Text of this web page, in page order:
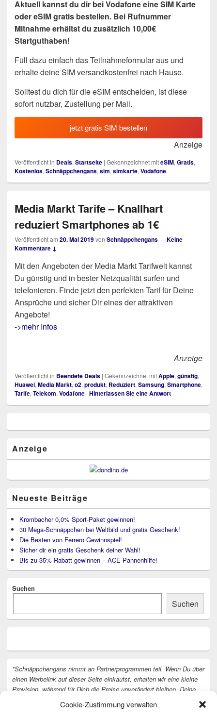
Cookie-Zustimmung verwalten
Aktuell kannst du dir bei Vodafone eine SIM Karte
oder eSIM gratis bestellen. Bei Rufnummer
Mitnahme erhältst du zusätzlich 10,00€
Startguthaben!
Füll dazu einfach das Teilnahmeformular aus und
erhalte deine SIM versandkostenfrei nach Hause.
Solltest du dich für die eSIM entscheiden, ist diese
sofort nutzbar, Zustellung per Mail.
jetzt gratis SIM bestellen
Anzeige
Veröffentlicht in Deals, Startseite | Gekennzeichnet miteSIM, Gratis,
Kostenlos, Schnäppchengans, sim, simkarte, Vodafone
Media Markt Tarife – Knallhart
reduziert Smartphones ab 1€
Veröffentlicht am 20. Mai 2019von Schnäppchengans—Keine
Kommentare ↓
Mit den Angeboten der Media Markt Tarifwelt kannst
Du günstig und in bester Netzqualität surfen und
telefonieren. Finde jetzt den perfekten Tarif für Deine
Ansprüche und sicher Dir eines der attraktiven
Angebote!
->mehr Infos
Anzeige
Veröffentlicht in Beendete Deals | Gekennzeichnet mitApple, günstig,
Huawei, Media Markt, o2, produkt, Reduziert, Samsung, Smartphone,
Tarife, Telekom, Vodafone | Hinterlassen Sie eine Antwort
Widget-
Anzeige
Neueste Beiträge
Krombacher 0,0% Sport-Paket gewinnen!
30 Mega-Schnäppchen bei Weltbild und gratis Geschenk!
Die Besten von Ferrero Gewinnspiel!
Sicher dir ein gratis Geschenk deiner Wahl!
Bis zu 35% Rabatt gewinnen – ACE Pannenhilfe!
Suchen
Suchen
*Schnäppchengans nimmt an Partnerprogrammen teil. Wenn Du über
einen Werbelink auf dieser Seite einkaufst, erhalten wir eine kleine
Provision, während für Dich die Preise unverändert bleiben. Deine
Vielen Dank dafür!